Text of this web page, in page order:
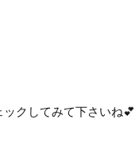
クしてみて下さいね💕